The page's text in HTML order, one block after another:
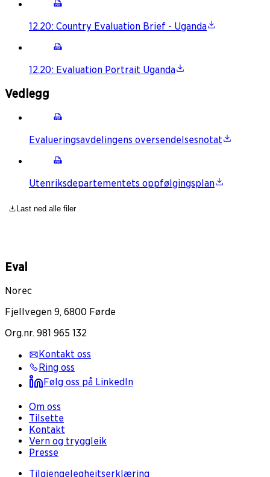
12.20: Country Evaluation Brief - Uganda
12.20: Evaluation Portrait Uganda
Vedlegg
Evalueringsavdelingens oversendelsesnotat
Utenriksdepartementets oppfølgingsplan
Last ned alle filer
Eval
Norec
Fjellvegen 9, 6800 Førde
Org.nr. 981 965 132
Kontakt oss
Ring oss
Følg oss på LinkedIn
Om oss
Tilsette
Kontakt
Vern og tryggleik
Presse
Tilgjengelegheitserklæring